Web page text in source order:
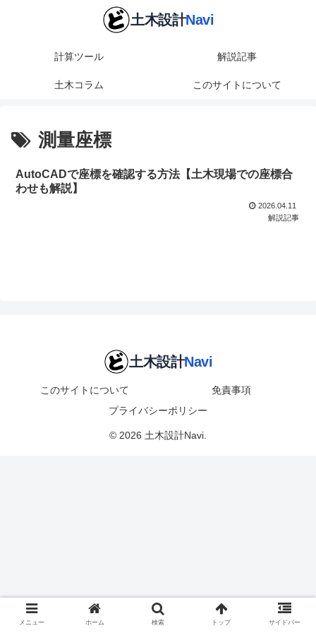
計算ツール 解説記事
土木コラム このサイトについて
測量座標
AutoCADで座標を確認する方法【土木現場での座標合
わせも解説】
2026.04.11
解説記事
このサイトについて
免責事項
プライバシーポリシー
© 2026 土木設計Navi.
メニュー ホーム 検索 トップ サイドバー